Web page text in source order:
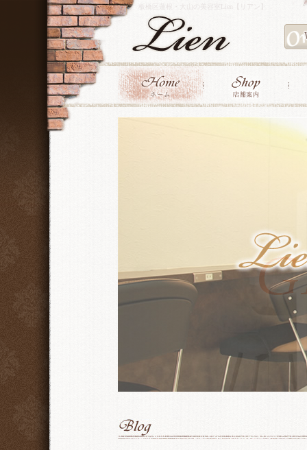
板橋区蓮根・大山の美容室Lien【リアン】